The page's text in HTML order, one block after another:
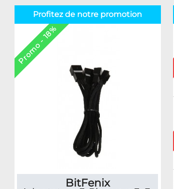
Profitez de notre promotion
Promo - 18%
BitFenix